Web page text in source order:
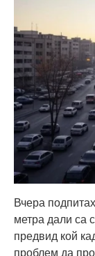
Вчера
метра дали са
предвид кой
проблем да